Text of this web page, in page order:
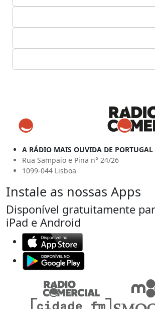
A RÁDIO MAIS OUVIDA DE PORTUGAL
Rua Sampaio e Pina n° 24/26
1099-044 Lisboa
Instale as nossas Apps
Disponível gratuitamente
iPad e Android